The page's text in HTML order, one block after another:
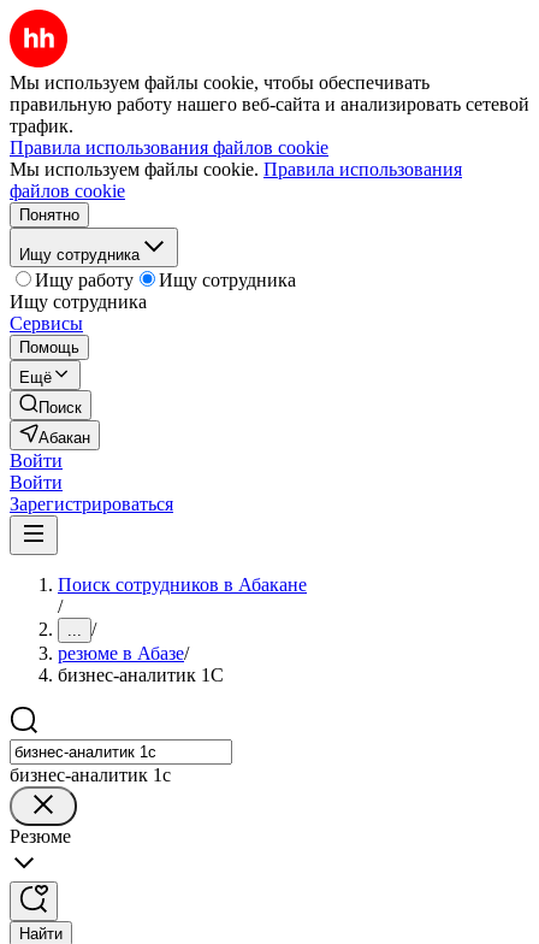
Мы используем файлы cookie, чтобы обеспечивать
правильную работу нашего веб-сайта и анализировать сетевой
трафик.
Правила использования файлов cookie
Мы используем файлы cookie. Правила использования
файлов cookie
Понятно
Ищу сотрудника
Ищу работу
Ищу сотрудника
Ищу сотрудника
Сервисы
Помощь
Ещё
Поиск
Абакан
Войти
Войти
Зарегистрироваться
Поиск сотрудников в Абакане
/
... /
резюме в Абазе/
бизнес-аналитик 1С
бизнес-аналитик 1с
Резюме
Найти